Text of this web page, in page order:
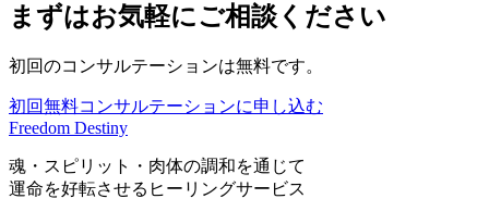
まずはお気軽にご相談ください
初回のコンサルテーションは無料です。
初回無料コンサルテーションに申し込む
Freedom Destiny
魂・スピリット・肉体の調和を通じて
運命を好転させるヒーリングサービス